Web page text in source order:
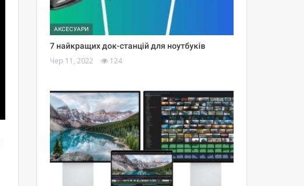
АКСЕСУАРИ
7 найкращих док-станцій для ноутбуків
Чер 11, 2022 124